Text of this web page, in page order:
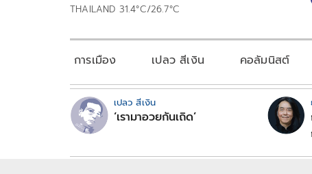
THAILAND 31.4°C/26.7°C
การเมือง เปลว สีเงิน คอลัมนิสต์
เปลว สีเงิน
‘เรามาอวยกันเถิด’